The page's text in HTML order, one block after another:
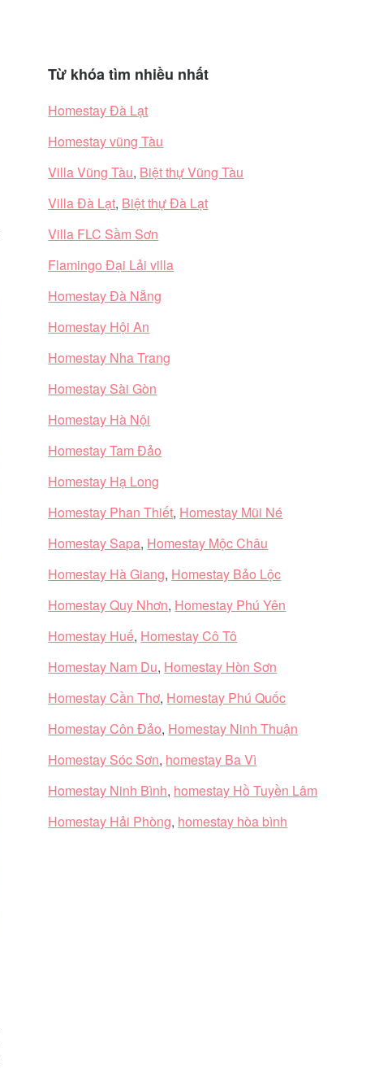
Từ khóa tìm nhiều nhất
Homestay Đà Lạt
Homestay vũng Tàu
Villa Vũng Tàu, Biệt thự Vũng Tàu
Villa Đà Lạt, Biệt thự Đà Lạt
Villa FLC Sầm Sơn
Flamingo Đại Lải villa
Homestay Đà Nẵng
Homestay Hội An
Homestay Nha Trang
Homestay Sài Gòn
Homestay Hà Nội
Homestay Tam Đảo
Homestay Hạ Long
Homestay Phan Thiết, Homestay Mũi Né
Homestay Sapa, Homestay Mộc Châu
Homestay Hà Giang, Homestay Bảo Lộc
Homestay Quy Nhơn, Homestay Phú Yên
Homestay Huế, Homestay Cô Tô
Homestay Nam Du, Homestay Hòn Sơn
Homestay Cần Thơ, Homestay Phú Quốc
Homestay Côn Đảo, Homestay Ninh Thuận
Homestay Sóc Sơn, homestay Ba Vì
Homestay Ninh Bình, homestay Hồ Tuyền Lâm
Homestay Hải Phòng, homestay hòa bình